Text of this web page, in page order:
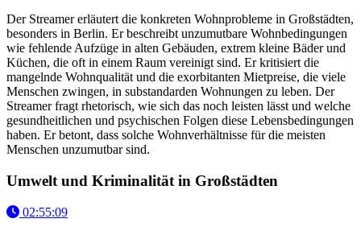
Der Streamer erläutert die konkreten Wohnprobleme in Großstädten,
besonders in Berlin. Er beschreibt unzumutbare Wohnbedingungen
wie fehlende Aufzüge in alten Gebäuden, extrem kleine Bäder und
Küchen, die oft in einem Raum vereinigt sind. Er kritisiert die
mangelnde Wohnqualität und die exorbitanten Mietpreise, die viele
Menschen zwingen, in substandarden Wohnungen zu leben. Der
Streamer fragt rhetorisch, wie sich das noch leisten lässt und welche
gesundheitlichen und psychischen Folgen diese Lebensbedingungen
haben. Er betont, dass solche Wohnverhältnisse für die meisten
Menschen unzumutbar sind.
Umwelt und Kriminalität in Großstädten
02:55:09